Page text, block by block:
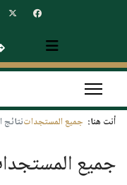
أنت هنا: جميع المستجداتنتائج
جميع